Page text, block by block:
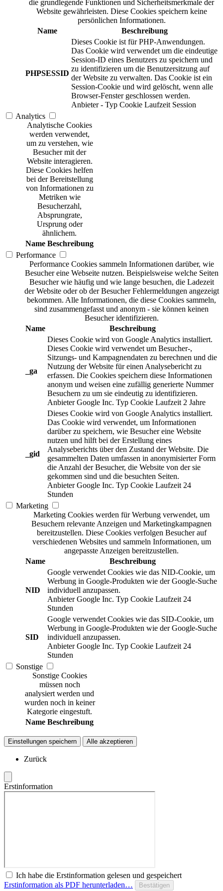
die grundlegende Funktionen und Sicherheitsmerkmale der
Website gewährleisten. Diese Cookies speichern keine
persönlichen Informationen.
Name
Beschreibung
PHPSESSID
Dieses Cookie ist für PHP-Anwendungen.
Das Cookie wird verwendet um die eindeutige
Session-ID eines Benutzers zu speichern und
zu identifizieren um die Benutzersitzung auf
der Website zu verwalten. Das Cookie ist ein
Session-Cookie und wird gelöscht, wenn alle
Browser-Fenster geschlossen werden.
Anbieter - Typ Cookie Laufzeit Session
Analytics
Analytische Cookies
werden verwendet,
um zu verstehen, wie
Besucher mit der
Website interagieren.
Diese Cookies helfen
bei der Bereitstellung
von Informationen zu
Metriken wie
Besucherzahl,
Absprungrate,
Ursprung oder
ähnlichem.
Name Beschreibung
Performance
Performance Cookies sammeln Informationen darüber, wie
Besucher eine Webseite nutzen. Beispielsweise welche Seiten
Besucher wie häufig und wie lange besuchen, die Ladezeit
der Website oder ob der Besucher Fehlermeldungen angezeigt
bekommen. Alle Informationen, die diese Cookies sammeln,
sind zusammengefasst und anonym - sie können keinen
Besucher identifizieren.
Name
Beschreibung
_ga
Dieses Cookie wird von Google Analytics installiert.
Dieses Cookie wird verwendet um Besucher-,
Sitzungs- und Kampagnendaten zu berechnen und die
Nutzung der Website für einen Analysebericht zu
erfassen. Die Cookies speichern diese Informationen
anonym und weisen eine zufällig generierte Nummer
Besuchern zu um sie eindeutig zu identifizieren.
Anbieter Google Inc. Typ Cookie Laufzeit 2 Jahre
_gid
Dieses Cookie wird von Google Analytics installiert.
Das Cookie wird verwendet, um Informationen
darüber zu speichern, wie Besucher eine Website
nutzen und hilft bei der Erstellung eines
Analyseberichts über den Zustand der Website. Die
gesammelten Daten umfassen in anonymisierter Form
die Anzahl der Besucher, die Website von der sie
gekommen sind und die besuchten Seiten.
Anbieter Google Inc. Typ Cookie Laufzeit 24
Stunden
Marketing
Marketing Cookies werden für Werbung verwendet, um
Besuchern relevante Anzeigen und Marketingkampagnen
bereitzustellen. Diese Cookies verfolgen Besucher auf
verschiedenen Websites und sammeln Informationen, um
angepasste Anzeigen bereitzustellen.
Name
Beschreibung
NID
Google verwendet Cookies wie das NID-Cookie, um
Werbung in Google-Produkten wie der Google-Suche
individuell anzupassen.
Anbieter Google Inc. Typ Cookie Laufzeit 24
Stunden
SID
Google verwendet Cookies wie das SID-Cookie, um
Werbung in Google-Produkten wie der Google-Suche
individuell anzupassen.
Anbieter Google Inc. Typ Cookie Laufzeit 24
Stunden
Sonstige
Sonstige Cookies
müssen noch
analysiert werden und
wurden noch in keiner
Kategorie eingestuft.
Name Beschreibung
Einstellungen speichern Alle akzeptieren
Zurück
Erstinformation
Ich habe die Erstinformation gelesen und gespeichert
Erstinformation als PDF herunterladen…
Bestätigen